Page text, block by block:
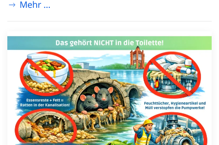
Mehr …